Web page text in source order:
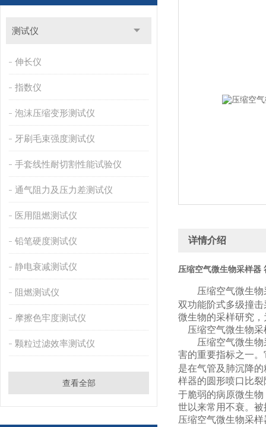
测试仪
伸长仪
指数仪
泡沫压缩变形测试仪
牙刷毛束强度测试仪
手套线性耐切割性能试验仪
通气阻力及压力差测试仪
医用阻燃测试仪
铅笔硬度测试仪
静电衰减测试仪
阻燃测试仪
摩擦色牢度测试仪
颗粒过滤效率测试仪
查看全部
详情介绍
压缩空气微生物采样器
压缩空气微生物
双功能阶式多级撞
微生物的采样研究
压缩空气微生物采
压缩空气微生物
害的重要指标之一
是在气管及肺沉降
样器的圆形喷口比
于脆弱的病原微生
世以来常用不衰。
压缩空气微生物采样